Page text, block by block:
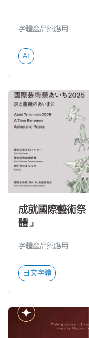
字體產品與應用
AI
成就國際藝術祭
體」
字體產品與應用
日文字體